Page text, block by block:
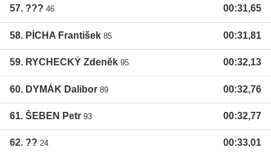
57. ??? 46 00:31,65
58. PÍCHA František 85 00:31,81
59. RYCHECKÝ Zdeněk 95 00:32,13
60. DYMÁK Dalibor 89 00:32,76
61. ŠEBEN Petr 93 00:32,77
62. ?? 24 00:33,01